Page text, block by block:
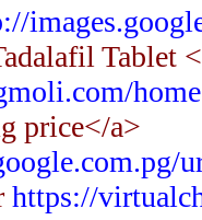
Tablet
price</a>
https://